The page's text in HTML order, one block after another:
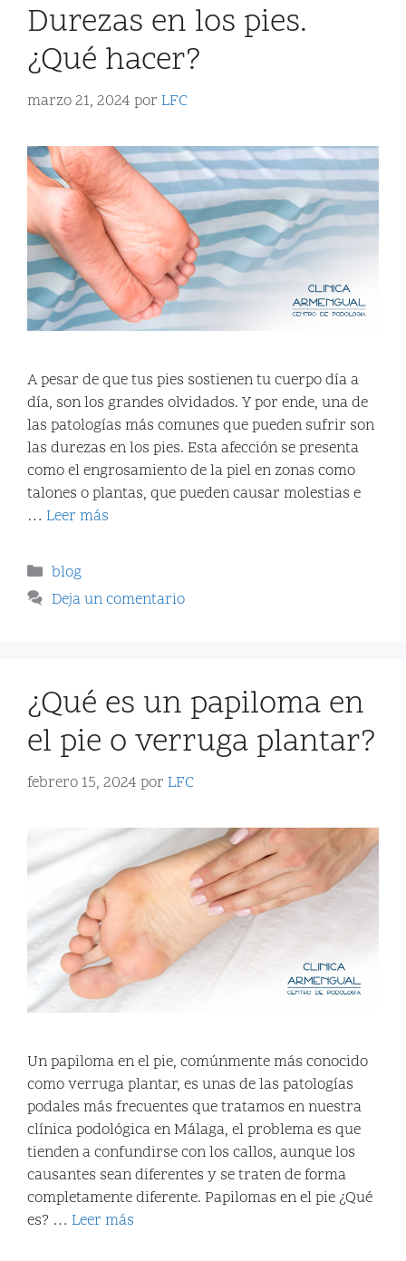
Durezas en los pies.
¿Qué hacer?
marzo 21, 2024 por LFC
A pesar de que tus pies sostienen tu cuerpo día a
día, son los grandes olvidados. Y por ende, una de
las patologías más comunes que pueden sufrir son
las durezas en los pies. Esta afección se presenta
como el engrosamiento de la piel en zonas como
talones o plantas, que pueden causar molestias e
… Leer más
blog
Deja un comentario
¿Qué es un papiloma en
el pie o verruga plantar?
febrero 15, 2024 por LFC
Un papiloma en el pie, comúnmente más conocido
como verruga plantar, es unas de las patologías
podales más frecuentes que tratamos en nuestra
clínica podológica en Málaga, el problema es que
tienden a confundirse con los callos, aunque los
causantes sean diferentes y se traten de forma
completamente diferente. Papilomas en el pie ¿Qué
es? … Leer más